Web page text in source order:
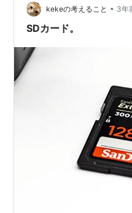
techemo.hatenablog.com
kekeの考えること • 3年
SDカード。